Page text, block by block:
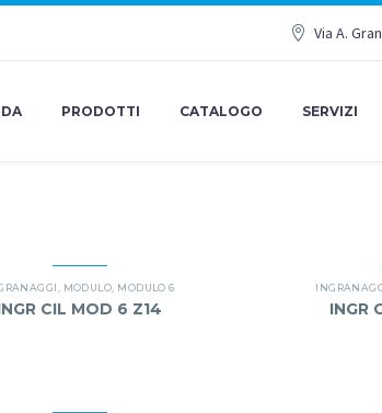
Via A.
PRODOTTI CATALOGO SERVIZI
MODULO MODULO 6
CIL MOD 6 Z14 INGR